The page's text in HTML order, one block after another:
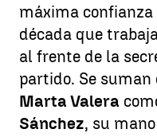
máxima
década que
al frente de la
partido. Se
Marta Valera
Sánchez, su